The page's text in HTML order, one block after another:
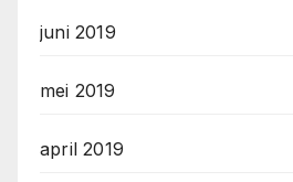
juni 2019
mei 2019
april 2019